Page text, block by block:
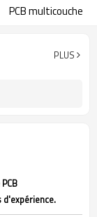
PCB multicouche
PLUS
d'expérience.